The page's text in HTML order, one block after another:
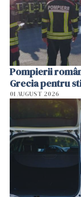
Pompierii
Grecia pentru
01 AUGUST 2026